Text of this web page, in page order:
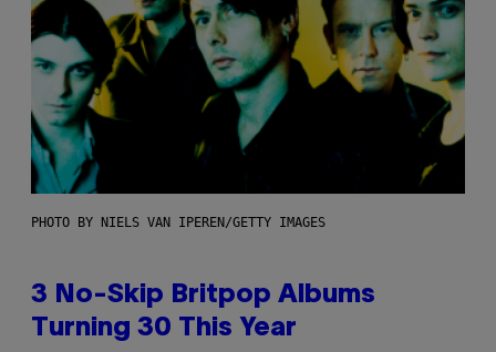
PHOTO BY NIELS VAN IPEREN/GETTY IMAGES
3 No-Skip Britpop Albums
Turning 30 This Year